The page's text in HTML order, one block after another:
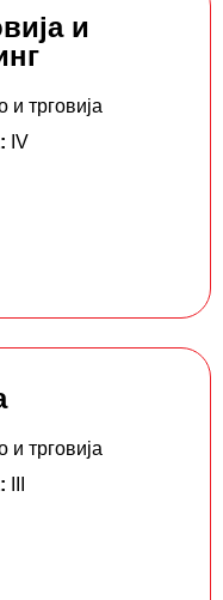
и
и трговија
IV
и трговија